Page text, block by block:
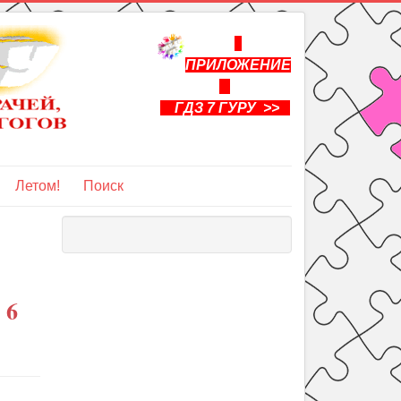
ПРИЛОЖЕНИЕ
ГДЗ 7 ГУРУ >>
Летом! Поиск